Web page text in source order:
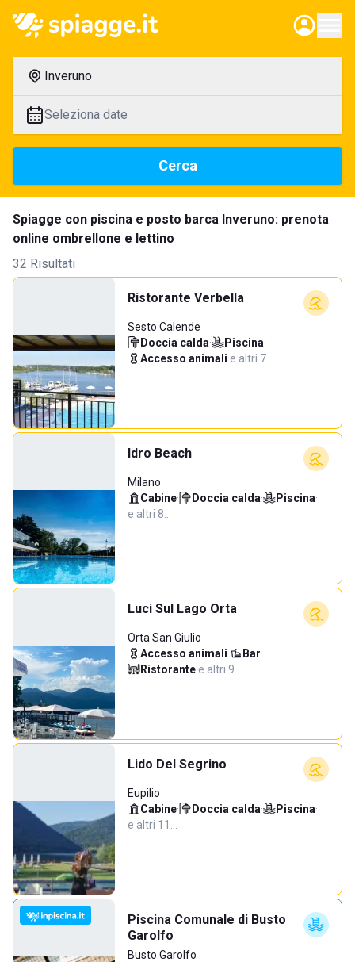
Inveruno
Seleziona date
Cerca
Spiagge con piscina e posto barca Inveruno: prenota
online ombrellone e lettino
32 Risultati
Ristorante Verbella
Sesto Calende
Doccia calda· Piscina·
Accesso animali·e altri 7…
Idro Beach
Milano
Cabine· Doccia calda· Piscina·
e altri 8…
Luci Sul Lago Orta
Orta San Giulio
Accesso animali· Bar·
Ristorante·e altri 9…
Lido Del Segrino
Eupilio
Cabine· Doccia calda· Piscina·
e altri 11…
Piscina Comunale di Busto
Garolfo
Busto Garolfo